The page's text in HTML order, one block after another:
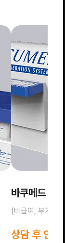
바쿠메드
(비급여, 부가세
상담 후 안내